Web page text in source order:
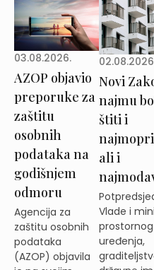
03.08.2026.
AZOP objavio
preporuke za
zaštitu
osobnih
podataka na
godišnjem
odmoru
Agencija za
zaštitu osobnih
podataka
(AZOP) objavila
Novi
najmu
štiti i
ali i
Vlade i
prostornog
uređenja,